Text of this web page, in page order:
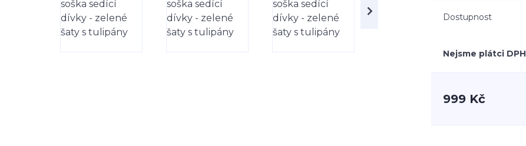
Dostupnost
Nejsme plátci DPH
999 Kč